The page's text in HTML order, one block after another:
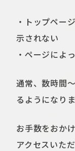
・トップペー
示されない
・ページによ
通常、数時間
るようになりま
お手数をおか
アクセスいた